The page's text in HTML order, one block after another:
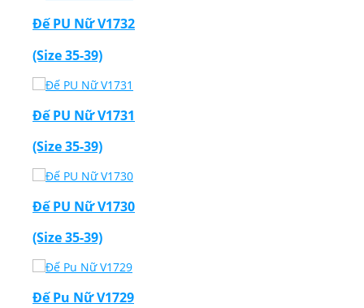
Đế PU Nữ V1732
(Size 35-39)
Đế PU Nữ V1731
(Size 35-39)
Đế PU Nữ V1730
(Size 35-39)
Đế Pu Nữ V1729